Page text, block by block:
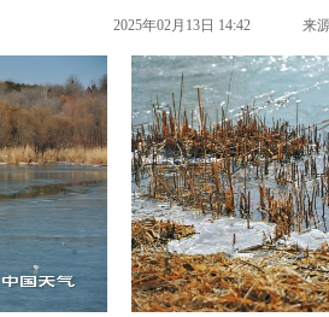
2025年02月13日 14:42 来